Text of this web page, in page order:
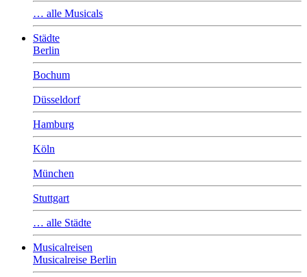
… alle Musicals
Städte
Berlin
Bochum
Düsseldorf
Hamburg
Köln
München
Stuttgart
… alle Städte
Musicalreisen
Musicalreise Berlin